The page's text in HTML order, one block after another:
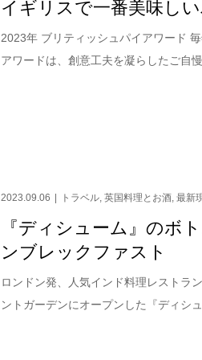
イギリスで一番美味しい
2023年 ブリティッシュパイアワード
アワードは、創意工夫を凝らしたご自
2023.09.06 トラベル,英国料理とお酒,最新
『ディシューム』のボ
ンブレックファスト
ロンドン発、人気インド料理レストラ
ントガーデンにオープンした『ディシュ